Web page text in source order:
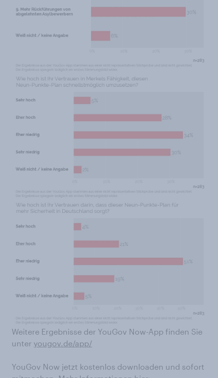
Weitere Ergebnisse der YouGov Now-App finden Sie
unter yougov.de/app/
YouGov Now jetzt kostenlos downloaden und sofort